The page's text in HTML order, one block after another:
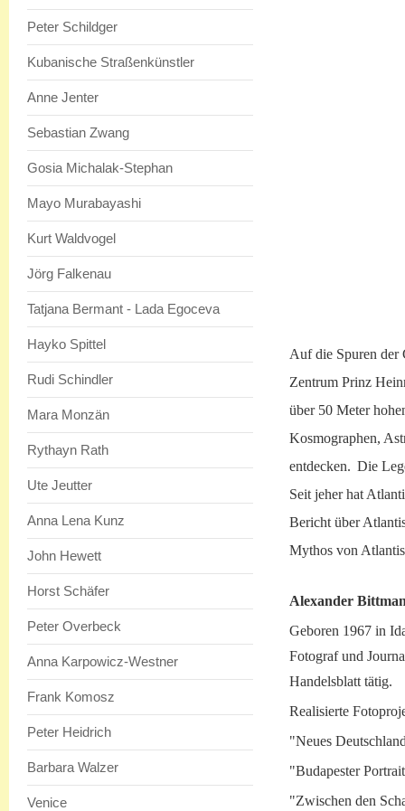
Peter Schildger
Kubanische Straßenkünstler
Anne Jenter
Sebastian Zwang
Gosia Michalak-Stephan
Mayo Murabayashi
Kurt Waldvogel
Jörg Falkenau
Tatjana Bermant - Lada Egoceva
Hayko Spittel
Rudi Schindler
Mara Monzän
Rythayn Rath
Ute Jeutter
Anna Lena Kunz
John Hewett
Horst Schäfer
Peter Overbeck
Anna Karpowicz-Westner
Frank Komosz
Peter Heidrich
Barbara Walzer
Venice
Auf die Spuren der
Zentrum Prinz
über 50 Meter
Kosmographen,
entdecken. Die
Seit jeher hat
Bericht über
Mythos von
Alexander
Geboren 1967 in
Fotograf und
Handelsblatt tätig.
Realisierte
"Neues
"Budapester
"Zwischen den